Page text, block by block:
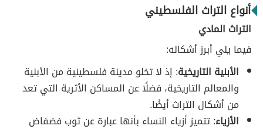
أنواع التراث الفلسطيني
التراث المادي
فيما يلي أبرز أشكاله:
الأبنية التاريخية: إذ لا تخلو مدينة فلسطينية من الأبنية
والمعالم التاريخية، فضلًا عن المساكن الأثرية التي تعد
من أشكال التراث أيضًا.
الأزياء: تتميز أزياء النساء بأنها عبارة عن ثوب فضفاض